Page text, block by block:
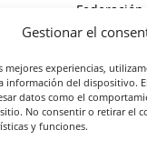
Gestionar el
mejores experiencias,
información del dispositivo.
datos como el
No consentir o retirar el
y funciones.
Federación